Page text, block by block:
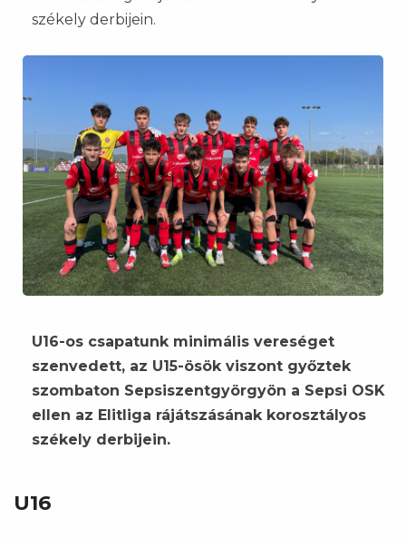
székely derbijein.
U16-os csapatunk minimális vereséget
szenvedett, az U15-ösök viszont győztek
szombaton Sepsiszentgyörgyön a Sepsi OSK
ellen az Elitliga rájátszásának korosztályos
székely derbijein.
U16